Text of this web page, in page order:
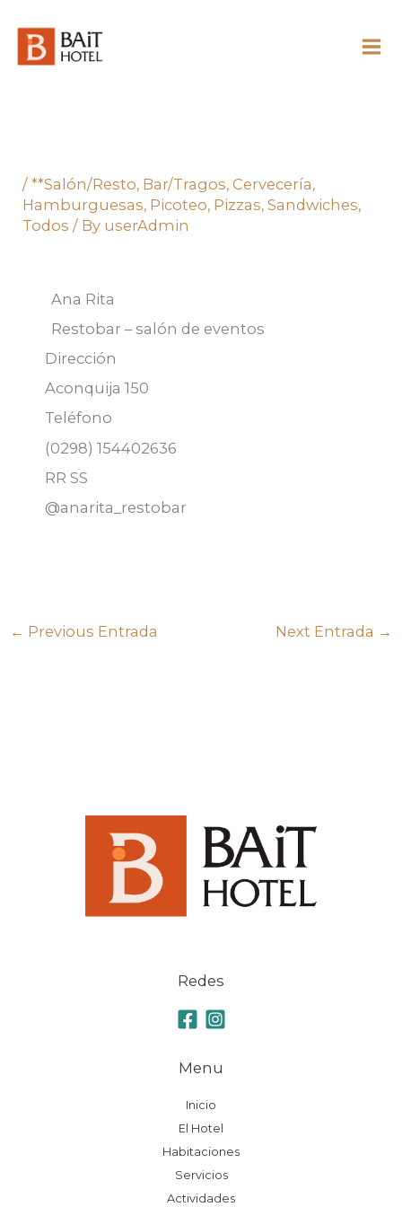
content
/**Salón/Resto, Bar/Tragos,Cervecería,
Hamburguesas, Picoteo, Pizzas,Sandwiches,
Todos / By userAdmin
Ana Rita
Restobar – salón de eventos
Dirección
Aconquija 150
Teléfono
(0298) 154402636
RR SS
@anarita_restobar
← Previous Entrada Next Entrada →
Redes
Menu
Inicio
El Hotel
Habitaciones
Servicios
Actividades